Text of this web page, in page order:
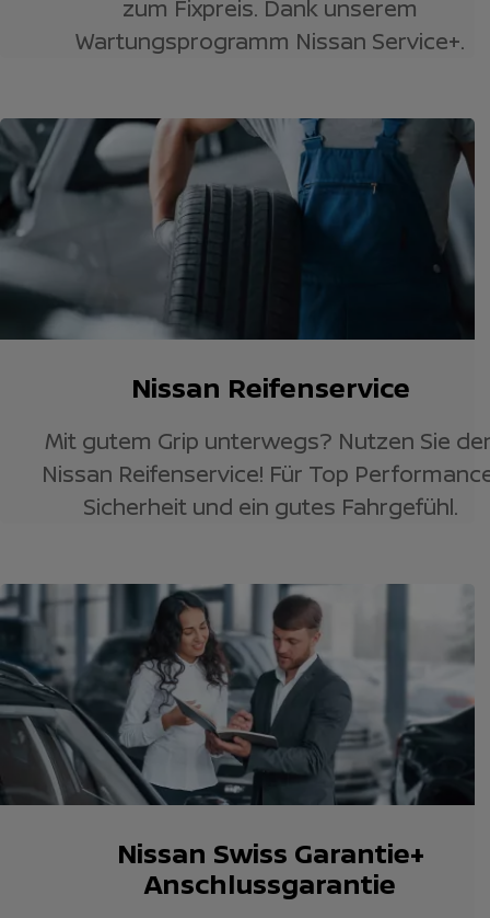
zum Fixpreis. Dank unserem
Wartungsprogramm Nissan Service+.
Nissan Reifenservice
Mit gutem Grip unterwegs? Nutzen Sie
Nissan Reifenservice! Für Top
Sicherheit und ein gutes Fahrgefühl.
Nissan Swiss Garantie+
Anschlussgarantie